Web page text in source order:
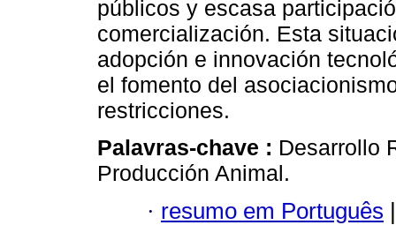
públicos y escasa
comercialización. Esta
adopción e innovación
el fomento del
restricciones.
Palavras-chave : Desarrollo
Producción Animal.
· resumo em Português |